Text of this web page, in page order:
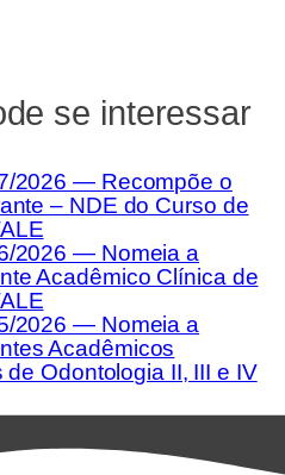
se interessar
2026 — Recompõe o
– NDE do Curso de
2026 — Nomeia a
Acadêmico Clínica de
2026 — Nomeia a
Acadêmicos
Odontologia II, III e IV